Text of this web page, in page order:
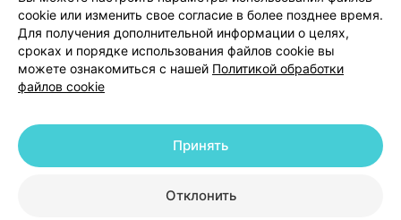
Способы оплаты
Вакансии
Партнеры
Написать руководителю 103.by
Написать в поддержку
Персональные настройки Cookie
© 2026 ООО «Артокс Лаб», УНП 191700409 | 220012, Республика Беларусь,
+375 291212755
cookie или изменить свое согласие в более позднее время.
Для получения дополнительной информации о целях,
сроках и порядке использования файлов cookie вы
можете ознакомиться с нашей Политикой обработки
файлов cookie
Отклонить
Принять